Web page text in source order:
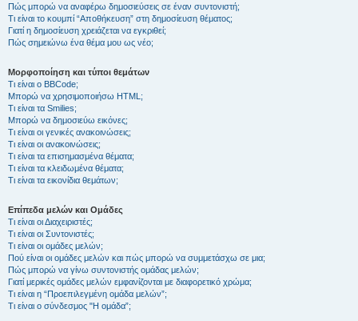
Πώς μπορώ να αναφέρω δημοσιεύσεις σε έναν συντονιστή;
Τι είναι το κουμπί “Αποθήκευση” στη δημοσίευση θέματος;
Γιατί η δημοσίευση χρειάζεται να εγκριθεί;
Πώς σημειώνω ένα θέμα μου ως νέο;
Μορφοποίηση και τύποι θεμάτων
Τι είναι ο BBCode;
Μπορώ να χρησιμοποιήσω HTML;
Τι είναι τα Smilies;
Μπορώ να δημοσιεύω εικόνες;
Τι είναι οι γενικές ανακοινώσεις;
Τι είναι οι ανακοινώσεις;
Τι είναι τα επισημασμένα θέματα;
Τι είναι τα κλειδωμένα θέματα;
Τι είναι τα εικονίδια θεμάτων;
Επίπεδα μελών και Ομάδες
Τι είναι οι Διαχειριστές;
Τι είναι οι Συντονιστές;
Τι είναι οι ομάδες μελών;
Πού είναι οι ομάδες μελών και πώς μπορώ να συμμετάσχω σε μια;
Πώς μπορώ να γίνω συντονιστής ομάδας μελών;
Γιατί μερικές ομάδες μελών εμφανίζονται με διαφορετικό χρώμα;
Τι είναι η “Προεπιλεγμένη ομάδα μελών”;
Τι είναι ο σύνδεσμος "Η ομάδα”;